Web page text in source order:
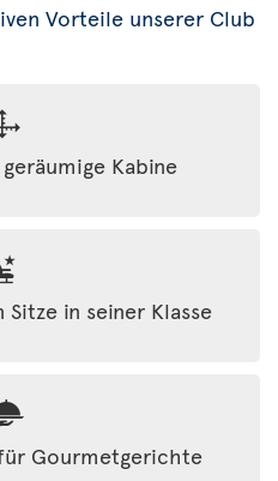
Vorteile unserer Club
Kabine
in seiner Klasse
Gourmetgerichte